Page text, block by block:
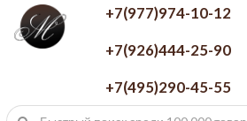
+7(977)974-10-12
+7(926)444-25-90
+7(495)290-45-55